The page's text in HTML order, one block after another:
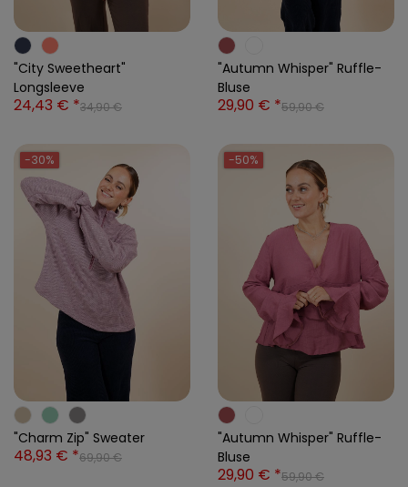
"City Sweetheart"
Longsleeve
24,43 € *34,90 €
"Autumn Whisper" Ruffle-
Bluse
29,90 € *59,90 €
-30%
"Charm Zip" Sweater
48,93 € *69,90 €
-50%
"Autumn Whisper" Ruffle-
Bluse
29,90 € *59,90 €